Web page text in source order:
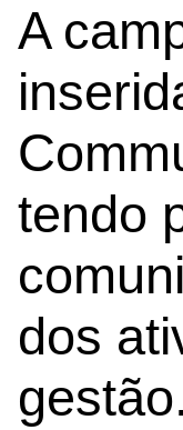
A
tendo
dos